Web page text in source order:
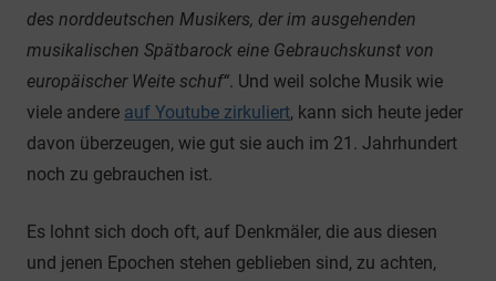
des norddeutschen Musikers, der im ausgehenden
musikalischen Spätbarock eine Gebrauchskunst von
europäischer Weite schuf“. Und weil solche Musik wie
viele andere auf Youtube zirkuliert, kann sich heute jeder
davon überzeugen, wie gut sie auch im 21. Jahrhundert
noch zu gebrauchen ist.
Es lohnt sich doch oft, auf Denkmäler, die aus diesen
und jenen Epochen stehen geblieben sind, zu achten,